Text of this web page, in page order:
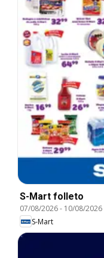
S-Mart folleto
07/08/2026- 10/08/2026
S-Mart